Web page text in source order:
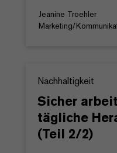
Jeanine Troehler
Marketing/
Nachhaltigkeit
Sicher
tägliche
(Teil 2/2)